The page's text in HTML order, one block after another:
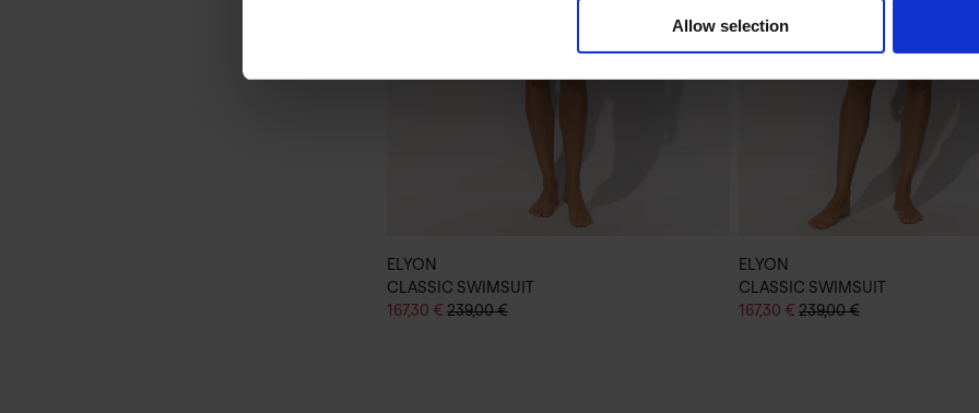
Allow selection
ELYON
CLASSIC SWIMSUIT
167,30 € 239,00 €
ELYON
CLASSIC SWIMSUIT
167,30 € 239,00 €